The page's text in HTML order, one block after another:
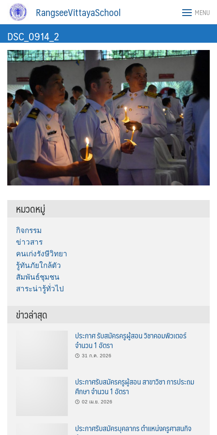
Skip
RangseeVittayaSchool MENU
DSC_0914_2
หมวดหมู่
กิจกรรม
ข่าวสาร
คนเก่งรังษีวิทยา
รู้ทันภัยใกล้ตัว
สัมพันธ์ชุมชน
สาระน่ารู้ทั่วไป
ข่าวล่าสุด
ประกาศ รับสมัครครูผู้สอน วิชาคอมพิวเตอร์
จำนวน 1 อัตรา
31 ก.ค. 2026
ประกาศรับสมัครครูผู้สอน สาขาวิชา การประถม
ศึกษา จำนวน 1 อัตรา
02 เม.ย. 2026
ประกาศรับสมัครบุคลากร ตำแหน่งครูศาสนกิจ